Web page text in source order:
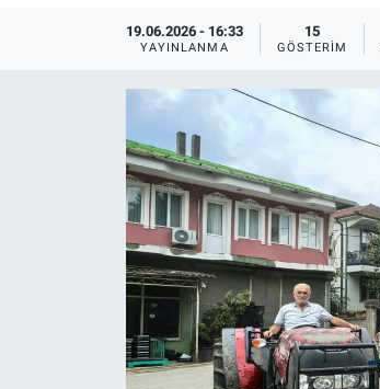
19.06.2026 - 16:33
YAYINLANMA
15
GÖSTERIM
MAGAZİN
ÖZEL HABER
HALK54 PANORAMA